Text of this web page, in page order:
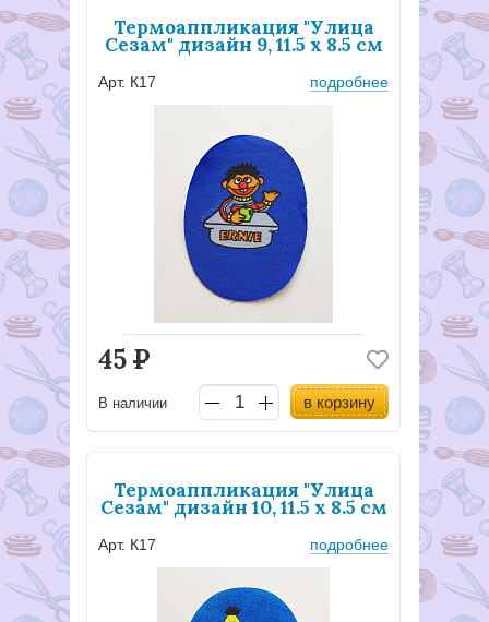
Термоаппликация "Улица
Сезам" дизайн 9, 11.5 х 8.5 см
Арт. К17 подробнее
45Р
В наличии в корзину
Термоаппликация "Улица
Сезам" дизайн 10, 11.5 х 8.5 см
Арт. К17 подробнее